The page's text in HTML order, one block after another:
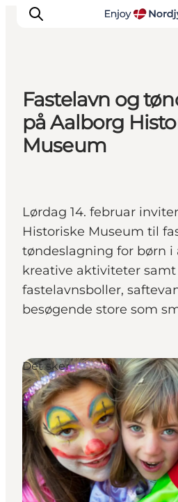
Oplevelser og
Planlæg din tur
Byer og steder
For børn
Fastelavn og
på Aalborg
Museum
Lørdag 14. februar
Historiske Museum til
tøndeslagning for børn i
kreative aktiviteter
fastelavnsboller,
besøgende store som
Det sker